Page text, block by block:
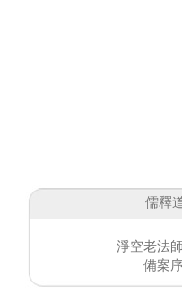
儒釋
淨空老法
備案